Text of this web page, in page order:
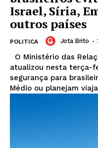
Israel, Síria,
outros países
POLITICA Jota Brito -
atualizou nesta terça-
segurança para
Médio ou planejam